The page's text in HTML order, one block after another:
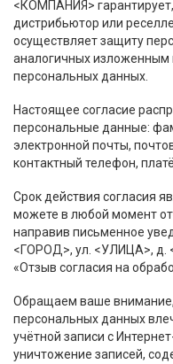
<КОМПАНИЯ>
дистрибьютор или
осуществляет защиту
аналогичных изложенным
персональных данных.
Настоящее согласие
персональные данные:
электронной почты,
контактный телефон,
Срок действия согласия
можете в любой момент
направив письменное
<ГОРОД>, ул. <УЛИЦА>, д.
«Отзыв согласия на
Обращаем ваше внимание,
персональных данных
учётной записи с
уничтожение записей,